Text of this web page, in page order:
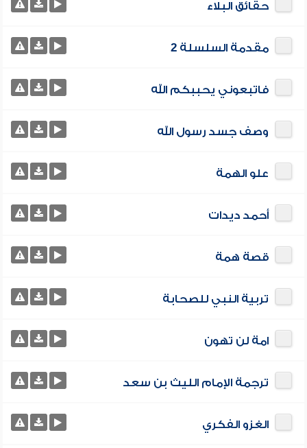
حقائق البلاء
مقدمة السلسلة 2
فاتبعوني يحببكم الله
وصف جسد رسول الله
علو الهمة
أحمد ديدات
قصة همة
تربية النبي للصحابة
امة لن تهون
ترجمة الإمام الليث بن سعد
الغزو الفكري